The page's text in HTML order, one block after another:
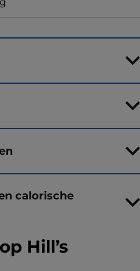
calorische
Hill’s